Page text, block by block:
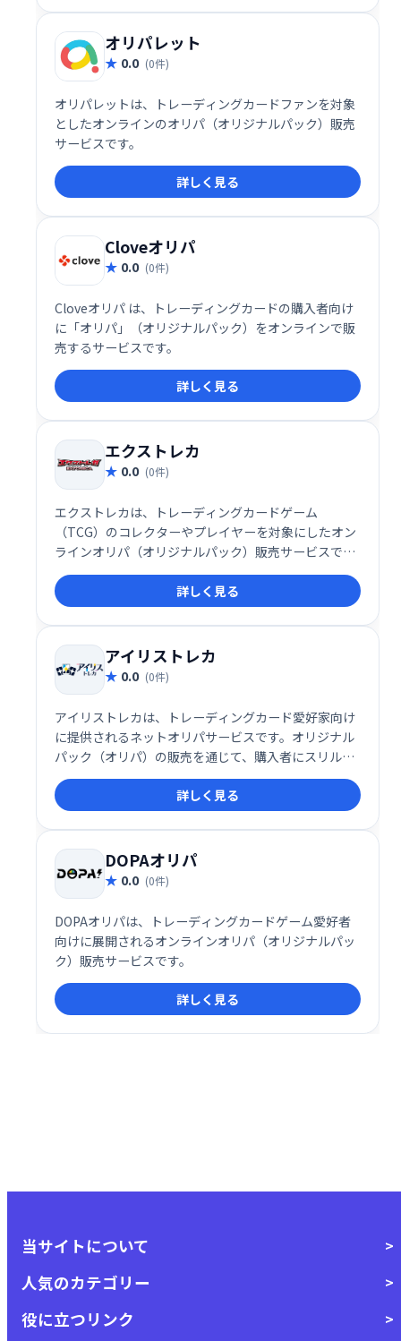
オリパレット
0.0 (0件)
オリパレットは、トレーディングカードファンを対象
としたオンラインのオリパ（オリジナルパック）販売
サービスです。
詳しく見る
Cloveオリパ
0.0 (0件)
Cloveオリパ は、トレーディングカードの購入者向け
に「オリパ」（オリジナルパック）をオンラインで販
売するサービスです。
詳しく見る
エクストレカ
0.0 (0件)
エクストレカは、トレーディングカードゲーム
（TCG）のコレクターやプレイヤーを対象にしたオン
ラインオリパ（オリジナルパック）販売サービスで
す。
詳しく見る
アイリストレカ
0.0 (0件)
アイリストレカは、トレーディングカード愛好家向け
に提供されるネットオリパサービスです。オリジナル
パック（オリパ）の販売を通じて、購入者にスリルや
コレクションの喜びを提供するこのサービスは、特に
トレーディングカード市場で注目を集めています。
詳しく見る
DOPAオリパ
0.0 (0件)
DOPAオリパは、トレーディングカードゲーム愛好者
向けに展開されるオンラインオリパ（オリジナルパッ
ク）販売サービスです。
詳しく見る
当サイトについて
人気のカテゴリー
役に立つリンク